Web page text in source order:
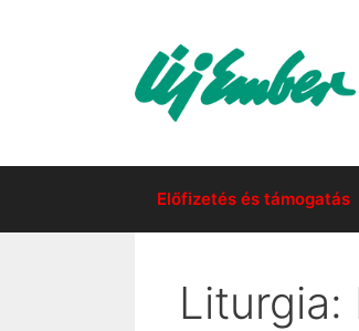
Előfizetés és támogatás
Liturgia: